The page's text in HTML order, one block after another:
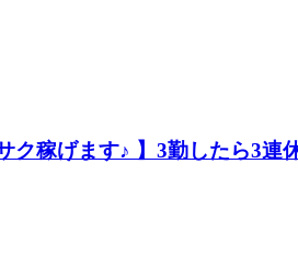
ク稼げます♪ 】3勤したら3